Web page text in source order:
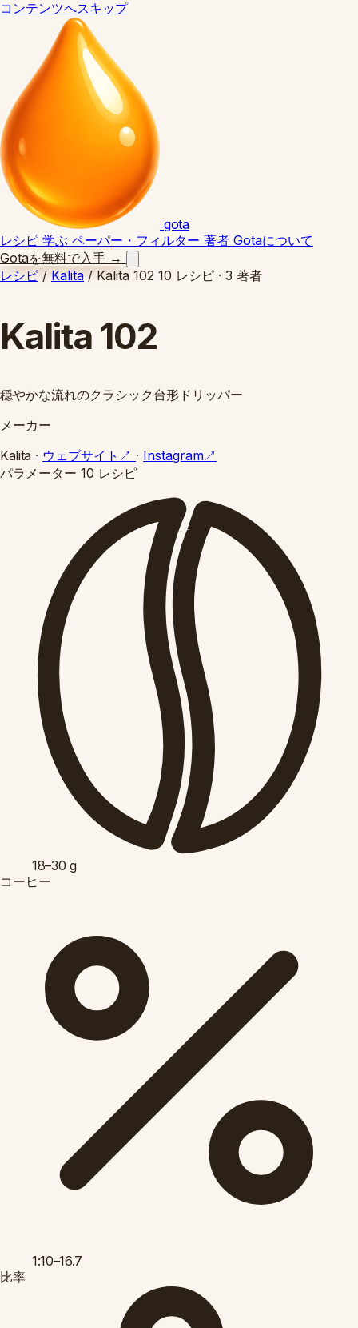
コンテンツへスキップ
gota
レシピ 学ぶ ペーパー・フィルター 著者 Gotaについて
Gotaを無料で入手 →
レシピ / Kalita / Kalita 102 10 レシピ · 3 著者
Kalita 102
穏やかな流れのクラシック台形ドリッパー
メーカー
Kalita · ウェブサイト ↗ · Instagram↗
パラメーター 10 レシピ
18–30 g
コーヒー
1:10–16.7
比率